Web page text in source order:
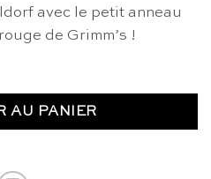
avec le petit anneau
de Grimm’s !
AU PANIER